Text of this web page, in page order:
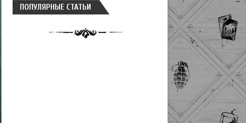
ПОПУЛЯРНЫЕ СТАТЬИ